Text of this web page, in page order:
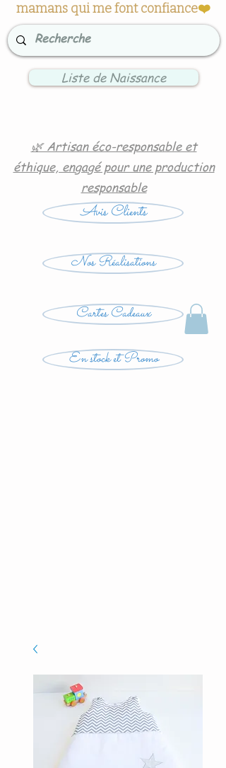
mamans qui me font confiance❤️
Liste de Naissance
🌿 Artisan éco-responsable et
éthique, engagé pour une production
responsable
Avis Clients
Nos Réalisations
Cartes Cadeaux
En stock et Promo